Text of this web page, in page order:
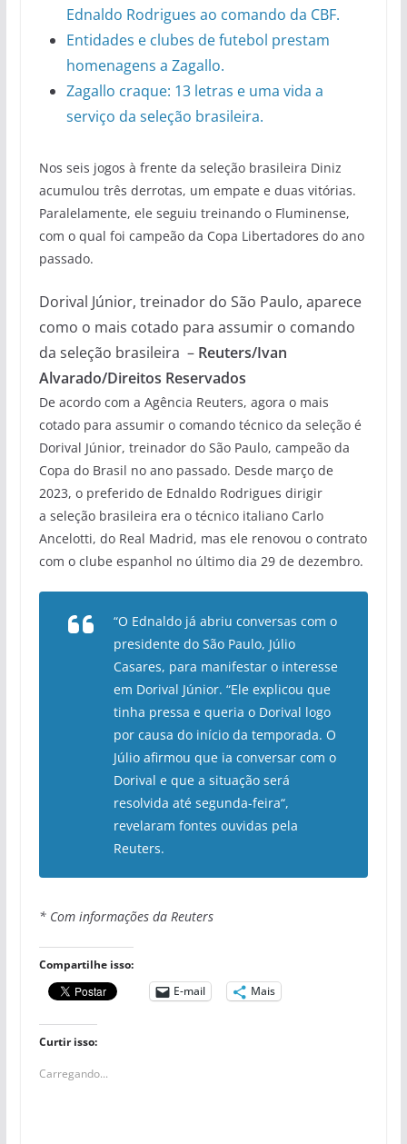
Ednaldo Rodrigues ao comando da CBF.
Entidades e clubes de futebol prestam
homenagens a Zagallo.
Zagallo craque: 13 letras e uma vida a
serviço da seleção brasileira.
Nos seis jogos à frente da seleção brasileira Diniz
acumulou três derrotas, um empate e duas vitórias.
Paralelamente, ele seguiu treinando o Fluminense,
com o qual foi campeão da Copa Libertadores do ano
passado.
Dorival Júnior, treinador do São Paulo, aparece
como o mais cotado para assumir o comando
da seleção brasileira – Reuters/Ivan
Alvarado/Direitos Reservados
De acordo com a Agência Reuters, agora o mais
cotado para assumir o comando técnico da seleção é
Dorival Júnior, treinador do São Paulo, campeão da
Copa do Brasil no ano passado. Desde março de
2023, o preferido de Ednaldo Rodrigues dirigir
a seleção brasileira era o técnico italiano Carlo
Ancelotti, do Real Madrid, mas ele renovou o contrato
com o clube espanhol no último dia 29 de dezembro.
“O Ednaldo já abriu conversas com o
presidente do São Paulo, Júlio
Casares, para manifestar o interesse
em Dorival Júnior. “Ele explicou que
tinha pressa e queria o Dorival logo
por causa do início da temporada. O
Júlio afirmou que ia conversar com o
Dorival e que a situação será
resolvida até segunda-feira“,
revelaram fontes ouvidas pela
Reuters.
* Com informações da Reuters
Compartilhe isso:
E-mail
Mais
Curtir isso:
Carregando...